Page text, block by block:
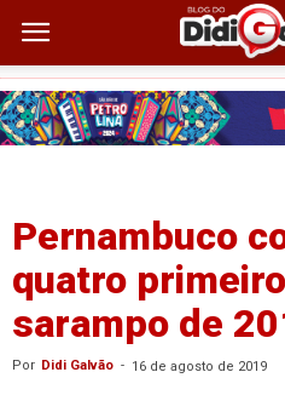
Pernambuco
quatro
sarampo de
Por Didi Galvão - 16 de agosto de 2019